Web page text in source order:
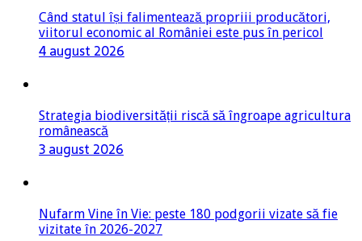
Când statul își falimentează propriii producători,
viitorul economic al României este pus în pericol
4 august 2026
Strategia biodiversității riscă să îngroape agricultura
românească
3 august 2026
Nufarm Vine în Vie: peste 180 podgorii vizate să fie
vizitate în 2026-2027